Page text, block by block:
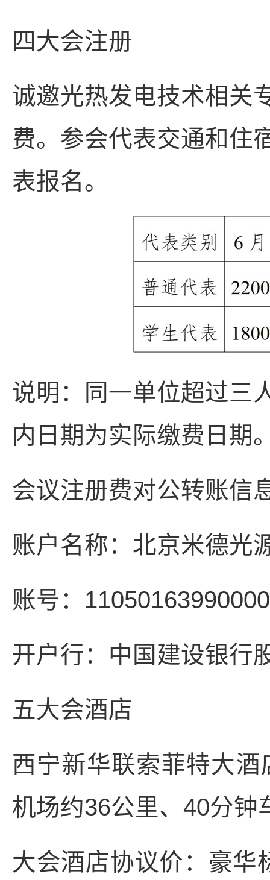
四大会注册
诚邀光热发电技术相关
费。参会代表交通和住
表报名。
说明：同一单位超过三
内日期为实际缴费日期
会议注册费对公转账信
账户名称：北京米德光
账号：
开户行：中国建设银行
五大会酒店
西宁新华联索菲特大
机场约36公里、40分钟
大会酒店协议价：豪华